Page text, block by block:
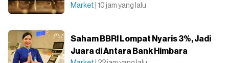
Market | 10 jam yang lalu
Saham BBRI Lompat Nyaris 3%, Jadi
Juara di Antara Bank Himbara